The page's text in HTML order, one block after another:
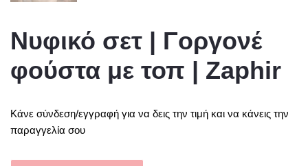
Νυφικό σετ | Γοργονέ
φούστα με τοπ | Zaphir
Κάνε σύνδεση/εγγραφή για να δεις την τιμή και να κάνεις την
παραγγελία σου